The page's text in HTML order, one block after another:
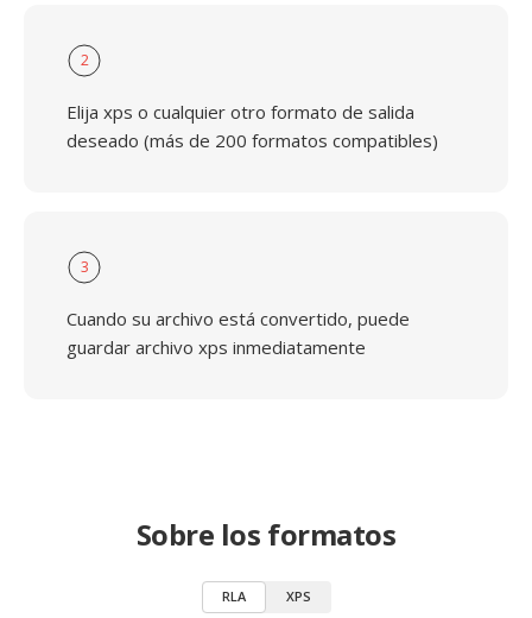
2
Elija xps o cualquier otro formato de salida
deseado (más de 200 formatos compatibles)
3
Cuando su archivo está convertido, puede
guardar archivo xps inmediatamente
Sobre los formatos
RLA XPS